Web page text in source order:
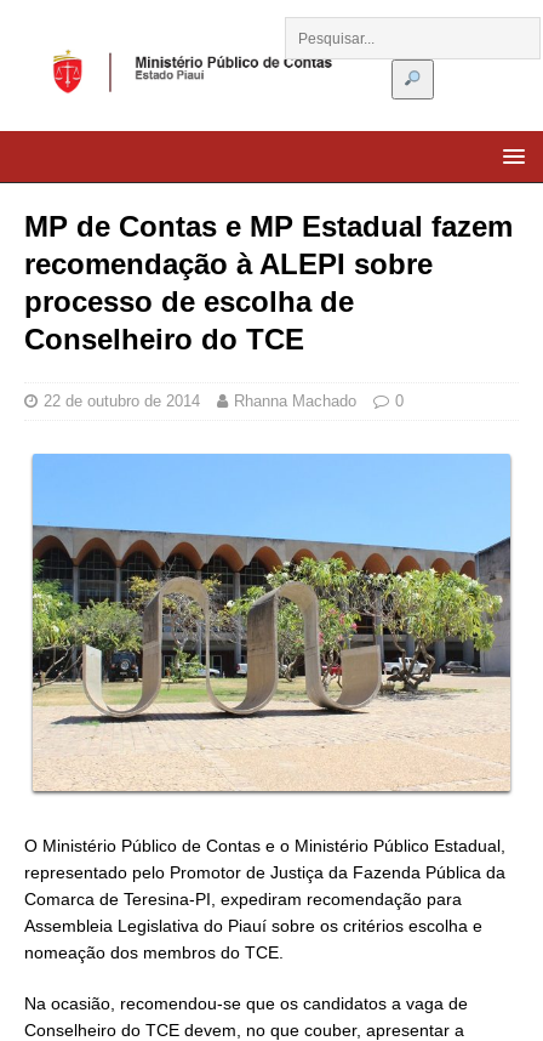
MP de Contas e MP Estadual fazem
recomendação à ALEPI sobre
processo de escolha de
Conselheiro do TCE
22 de outubro de 2014 Rhanna Machado 0
O Ministério Público de Contas e o Ministério Público Estadual,
representado pelo Promotor de Justiça da Fazenda Pública da
Comarca de Teresina-PI, expediram recomendação para
Assembleia Legislativa do Piauí sobre os critérios escolha e
nomeação dos membros do TCE.
Na ocasião, recomendou-se que os candidatos a vaga de
Conselheiro do TCE devem, no que couber, apresentar a